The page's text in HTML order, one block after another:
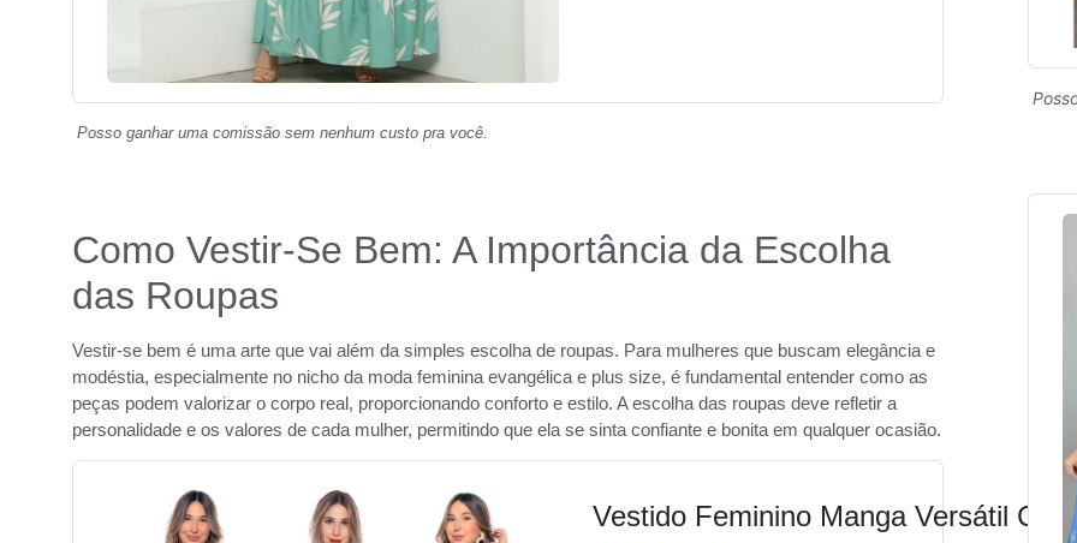
Posso ganhar uma comissão sem nenhum custo pra você.
Como Vestir-Se Bem: A Importância da Escolha
das Roupas
Vestir-se bem é uma arte que vai além da simples escolha de roupas. Para mulheres que buscam elegância e
modéstia, especialmente no nicho da moda feminina evangélica e plus size, é fundamental entender como as
peças podem valorizar o corpo real, proporcionando conforto e estilo. A escolha das roupas deve refletir a
personalidade e os valores de cada mulher, permitindo que ela se sinta confiante e bonita em qualquer ocasião.
Vestido Feminino Manga Versátil